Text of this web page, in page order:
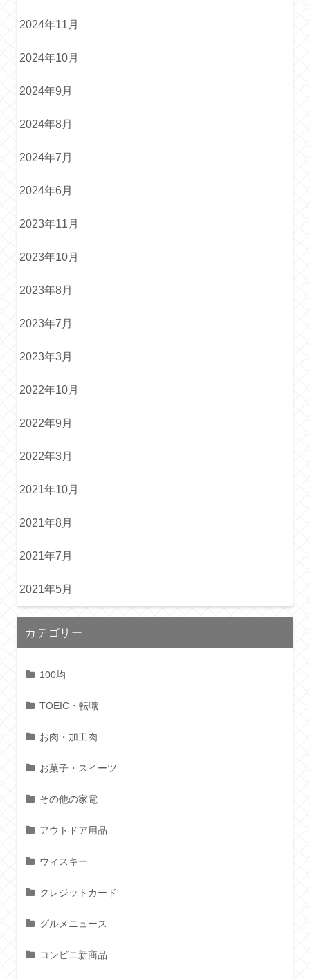
2024年11月
2024年10月
2024年9月
2024年8月
2024年7月
2024年6月
2023年11月
2023年10月
2023年8月
2023年7月
2023年3月
2022年10月
2022年9月
2022年3月
2021年10月
2021年8月
2021年7月
2021年5月
カテゴリー
100均
TOEIC・転職
お肉・加工肉
お菓子・スイーツ
その他の家電
アウトドア用品
ウィスキー
クレジットカード
グルメニュース
コンビニ新商品